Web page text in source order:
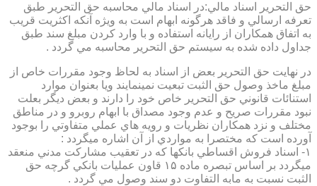
حق التحرير اسناد مالي:در اسناد مالي محاسبه حق التحرير طبق
تعرفه ارسالي و فاقد هرگونه ابهام است به ويژه آنكه اكثريت قريب
به اتفاق همكاران از رايانه استفاده و با وارد كردن مبلغ سند طبق
جداول داده شده به سيستم حق التحرير محاسبه مي گردد .
در نهايت حق التحرير بعض از اسناد به لحاظ وجود مقررات خاص از
مبلغ ماخذ وصول حق الثبت تبعيت نمينمايند ويا بعنوان موارد
استنائات قانوني حق التحرير خاص خود را دارند و بعض ديگر بعلت
نبود مقررات صريح و عدم وجود مصداق با ابهام روبرو و در مناطق
مختلف و نزد همكاران نظريات و رويه هاي عملي متفاوتي را بوجود
آورده است كه مختصرا به مواردي از آن اشاره ميگردد :
۱- اسناد فروش اقساطي بانكها كه در تعقيب مشاركت مدني منعقد
ميگردد بر اساس تبصره ماده ۱۵ قاون عمليات بانكي گرچه حق
الثبت نسبت به مابه التفاوت دو سند وصول مي گردد .